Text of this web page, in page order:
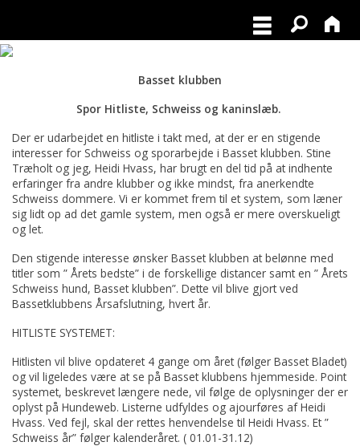
Basset klubben
Spor Hitliste, Schweiss og kaninslæb.
Der er udarbejdet en hitliste i takt med, at der er en stigende
interesser for Schweiss og sporarbejde i Basset klubben. Stine
Træholt og jeg, Heidi Hvass, har brugt en del tid på at indhente
erfaringer fra andre klubber og ikke mindst, fra anerkendte
Schweiss dommere. Vi er kommet frem til et system, som læner
sig lidt op ad det gamle system, men også er mere overskueligt
og let.
Den stigende interesse ønsker Basset klubben at belønne med
titler som ” Årets bedste” i de forskellige distancer samt en ” Årets
Schweiss hund, Basset klubben”. Dette vil blive gjort ved
Bassetklubbens Årsafslutning, hvert år.
HITLISTE SYSTEMET:
Hitlisten vil blive opdateret 4 gange om året (følger Basset Bladet)
og vil ligeledes være at se på Basset klubbens hjemmeside. Point
systemet, beskrevet længere nede, vil følge de oplysninger der er
oplyst på Hundeweb. Listerne udfyldes og ajourføres af Heidi
Hvass. Ved fejl, skal der rettes henvendelse til Heidi Hvass. Et ”
Schweiss år” følger kalenderåret. ( 01.01-31.12)